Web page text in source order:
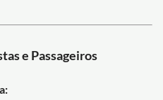
e Passageiros